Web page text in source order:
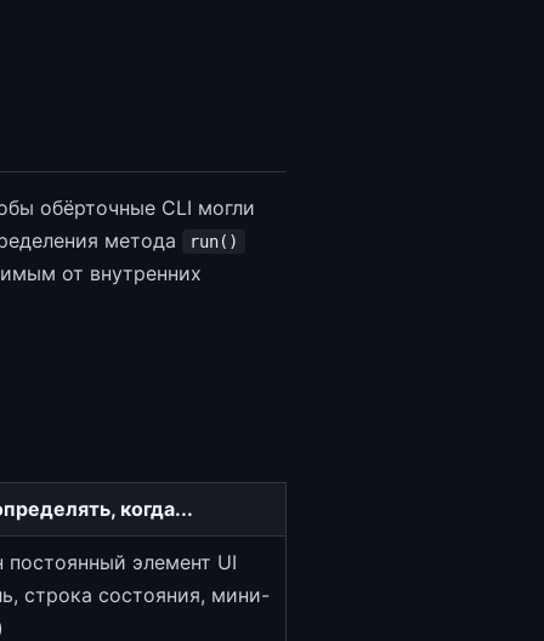
обёрточные CLI могли
метода
run()
от внутренних
когда...
постоянный элемент UI
строка состояния, мини-